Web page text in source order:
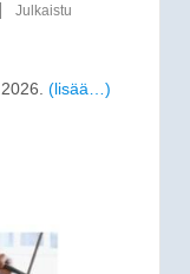
Julkaistu
(lisää…)